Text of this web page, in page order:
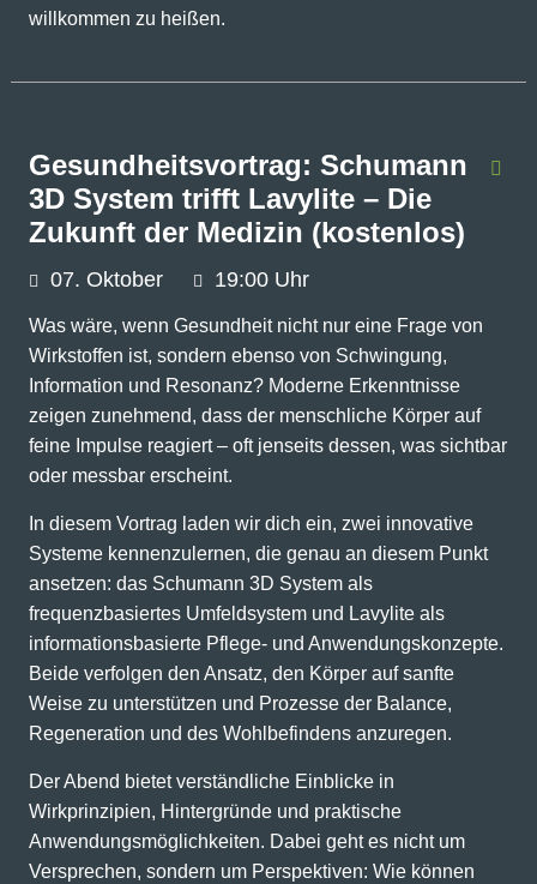
willkommen zu heißen.
Gesundheitsvortrag: Schumann
3D System trifft Lavylite – Die
Zukunft der Medizin (kostenlos)
07. Oktober 19:00 Uhr
Was wäre, wenn Gesundheit nicht nur eine Frage von
Wirkstoffen ist, sondern ebenso von Schwingung,
Information und Resonanz? Moderne Erkenntnisse
zeigen zunehmend, dass der menschliche Körper auf
feine Impulse reagiert – oft jenseits dessen, was sichtbar
oder messbar erscheint.
In diesem Vortrag laden wir dich ein, zwei innovative
Systeme kennenzulernen, die genau an diesem Punkt
ansetzen: das Schumann 3D System als
frequenzbasiertes Umfeldsystem und Lavylite als
informationsbasierte Pflege- und Anwendungskonzepte.
Beide verfolgen den Ansatz, den Körper auf sanfte
Weise zu unterstützen und Prozesse der Balance,
Regeneration und des Wohlbefindens anzuregen.
Der Abend bietet verständliche Einblicke in
Wirkprinzipien, Hintergründe und praktische
Anwendungsmöglichkeiten. Dabei geht es nicht um
Versprechen, sondern um Perspektiven: Wie können